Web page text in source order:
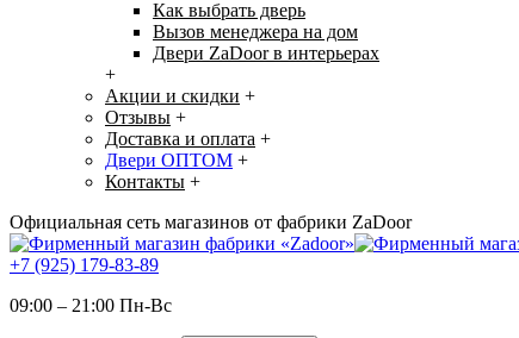
Как выбрать дверь
Вызов менеджера на дом
Двери ZaDoor в интерьерах
+
Акции и скидки +
Отзывы +
Доставка и оплата +
Двери ОПТОМ +
Контакты +
Официальная сеть магазинов от фабрики ZaDoor
+7 (925) 179-83-89
09:00 – 21:00 Пн-Вc